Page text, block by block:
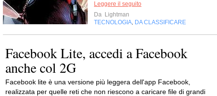
Leggere il seguito
Da Lightman
TECNOLOGIA DA CLASSIFICARE
Facebook Lite, accedi a Facebook
anche col 2G
Facebook lite è una versione più leggera dell'app Facebook,
realizzata per quelle reti che non riescono a caricare file di grandi